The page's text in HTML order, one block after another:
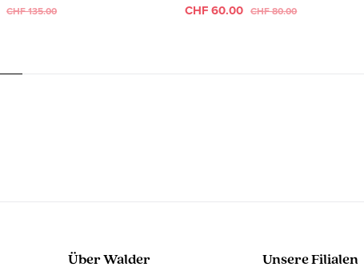
CHF 135.00
CHF 60.00 CHF 80.00
Über Walder Unsere Filialen